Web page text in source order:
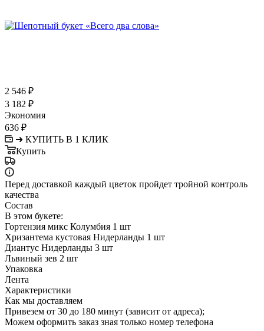
2 546 ₽
3 182 ₽
Экономия
636 ₽
➜ КУПИТЬ В 1 КЛИК
Купить
Перед доставкой каждый цветок пройдет тройной контроль
качества
Состав
В этом букете:
Гортензия микс Колумбия 1 шт
Хризантема кустовая Нидерланды 1 шт
Диантус Нидерланды 3 шт
Львиный зев 2 шт
Упаковка
Лента
Характеристики
Как мы доставляем
Привезем от 30 до 180 минут (зависит от адреса);
Можем оформить заказ зная только номер телефона